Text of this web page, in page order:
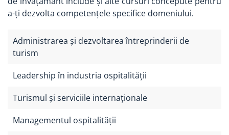
a-ți dezvolta competențele specifice domeniului.
Administrarea și dezvoltarea întreprinderii de
turism
Leadership în industria ospitalității
Turismul și serviciile internaționale
Managementul ospitalității